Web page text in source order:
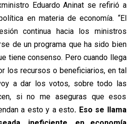
Eduardo Aninat se refirió a
en materia de economía. “El
continua hacia los ministros
de un programa que ha sido bien
tiene consenso. Pero cuando llega
los recursos o beneficiarios, en tal
a dar los votos, sobre todo las
si no me aseguras que esos
a esto y a esto. Eso se llama